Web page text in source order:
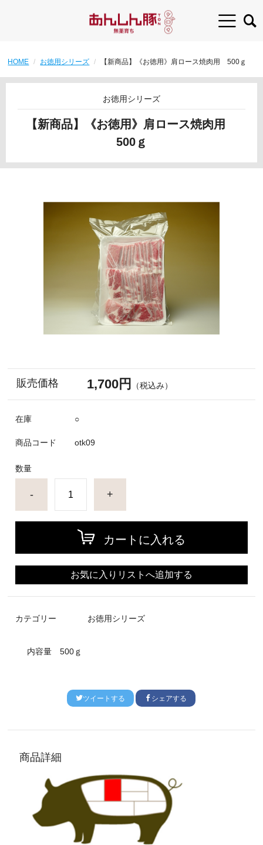
HOME お徳用シリーズ 【新商品】《お徳用》肩ロース焼肉用 500ｇ
お徳用シリーズ
【新商品】《お徳用》肩ロース焼肉用
500ｇ
販売価格 1,700円 （税込み）
在庫 ○
商品コード otk09
数量
- +
カートに入れる
お気に入りリストへ追加する
カテゴリー お徳用シリーズ
内容量 500ｇ
ツイートする シェアする
商品詳細